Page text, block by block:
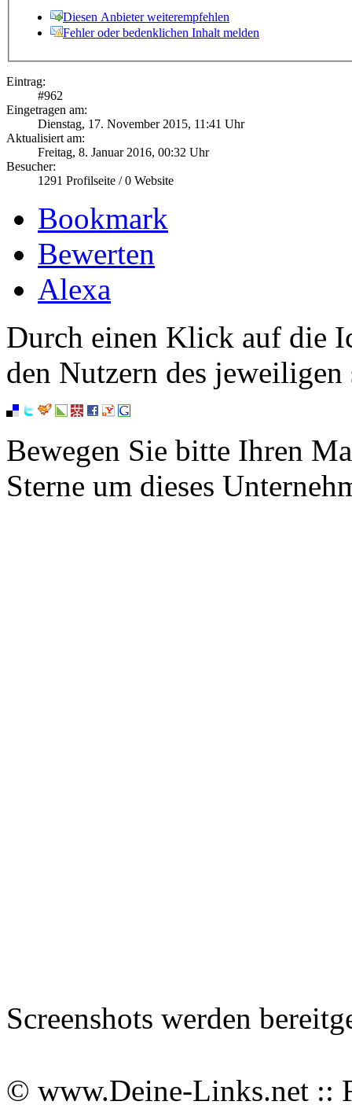
Diesen Anbieter weiterempfehlen
Fehler oder bedenklichen Inhalt melden
Eintrag:
#962
Eingetragen am:
Dienstag, 17. November 2015, 11:41 Uhr
Aktualisiert am:
Freitag, 8. Januar 2016, 00:32 Uhr
Besucher:
1291 Profilseite /0 Website
Bookmark
Bewerten
Alexa
Durch einen Klick auf die
den Nutzern des
Bewegen Sie bitte Ihren
Sterne um dieses
Screenshots werden
© www.Deine-Links.net ::